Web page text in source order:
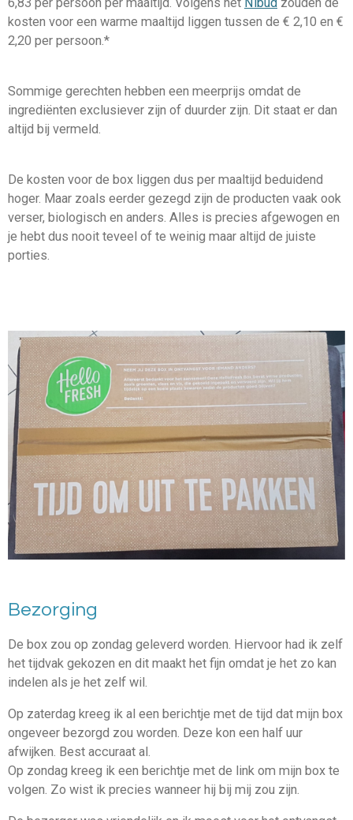
kosten voor een warme maaltijd liggen tussen de € 2,10 en €
2,20 per persoon.*
Sommige gerechten hebben een meerprijs omdat de
ingrediënten exclusiever zijn of duurder zijn. Dit staat er dan
altijd bij vermeld.
De kosten voor de box liggen dus per maaltijd beduidend
hoger. Maar zoals eerder gezegd zijn de producten vaak ook
verser, biologisch en anders. Alles is precies afgewogen en
je hebt dus nooit teveel of te weinig maar altijd de juiste
porties.
Bezorging
De box zou op zondag geleverd worden. Hiervoor had ik zelf
het tijdvak gekozen en dit maakt het fijn omdat je het zo kan
indelen als je het zelf wil.
Op zaterdag kreeg ik al een berichtje met de tijd dat mijn box
ongeveer bezorgd zou worden. Deze kon een half uur
afwijken. Best accuraat al.
Op zondag kreeg ik een berichtje met de link om mijn box te
volgen. Zo wist ik precies wanneer hij bij mij zou zijn.